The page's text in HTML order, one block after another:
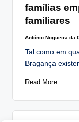
famílias
familiares
Posted
António Nogueira da
Tal como em
Bragança
Read More